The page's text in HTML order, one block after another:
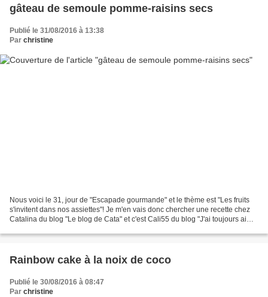
gâteau de semoule pomme-raisins secs
Publié le 31/08/2016 à 13:38
Par christine
Nous voici le 31, jour de "Escapade gourmande" et le thème est "Les fruits
s'invitent dans nos assiettes"! Je m'en vais donc chercher une recette chez
Catalina du blog "Le blog de Cata" et c'est Cali55 du blog "J'ai toujours aimé
Rainbow cake à la noix de coco
Publié le 30/08/2016 à 08:47
Par christine